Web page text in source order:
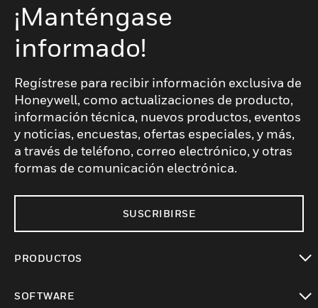
¡Manténgase
informado!
Regístrese para recibir información exclusiva de
Honeywell, como actualizaciones de producto,
información técnica, nuevos productos, eventos
y noticias, encuestas, ofertas especiales, y más,
a través de teléfono, correo electrónico, y otras
formas de comunicación electrónica.
SUSCRIBIRSE
PRODUCTOS
SOFTWARE